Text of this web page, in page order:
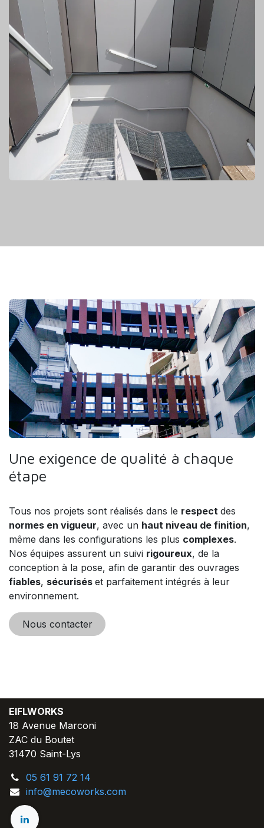
Une exigence de qualité à chaque
étape
Tous nos projets sont réalisés dans le respect des
normes en vigueur, avec un haut niveau de finition,
même dans les configurations les plus complexes.
Nos équipes assurent un suivi rigoureux, de la
conception à la pose, afin de garantir des ouvrages
fiables, sécurisés et parfaitement intégrés à leur
environnement.
Nous contacter
EIFLWORKS
18 Avenue Marconi
ZAC du Boutet
31470 Saint-Lys
05 61 91 72 14
info@mecoworks.com